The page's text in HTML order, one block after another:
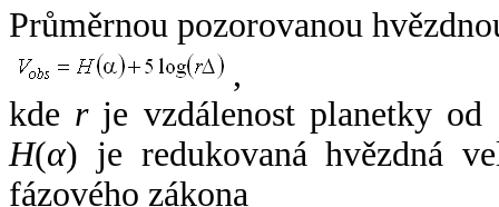
Průměrnou pozorovanou
,
kde rje vzdálenost planetky od
H(α) je redukovaná hvězdná
fázového zákona